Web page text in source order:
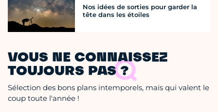
Nos idées de sorties pour garder la
tête dans les étoiles
VOUS NE CONNAISSEZ
TOUJOURS PAS ?
Sélection des bons plans intemporels, mais qui valent le
coup toute l'année !